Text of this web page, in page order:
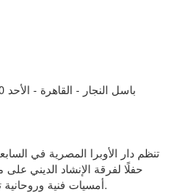
باسل النجار - القاهرة - الأحد 10 مايو 2026 01:43 مساءً - الرئيسية
حفلًا لفرقة الإنشاد الديني
أمسيات فنية وروحانية تهدف إلى إحياء التراث الغنائي الديني.